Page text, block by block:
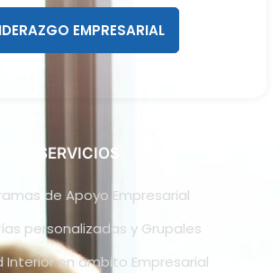
EMPRESARIAL
SERVICIOS
de Apoyo Empresarial
personalizadas y Grupales
Interior en ámbito Empresarial